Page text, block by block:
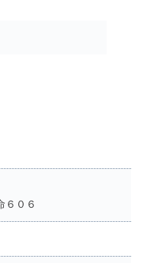
６０６